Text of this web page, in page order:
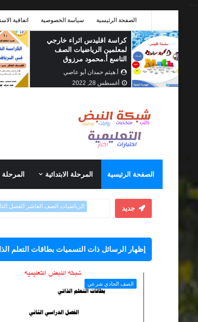
-->
الصفحة الرئيسية سياسة الخصوصية اتفاقية
أ.هيثم حمدان أبو عاصي
الصفحة الرئيسية المرحلة الابتدائية المرحلة
جديد الرياضيات الصف العاشر الفصل
‏إظهار الرسائل ذات التسمياتبطاقات التعلم
الصف الحادي شرعي